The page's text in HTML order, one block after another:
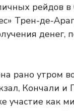
рейдов
Трен-де-
денег,
рано утром
Кончали и
участие как